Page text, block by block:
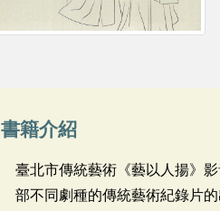
書籍介紹
臺北市傳統藝術《藝以人揚》
部不同劇種的傳統藝術紀錄片